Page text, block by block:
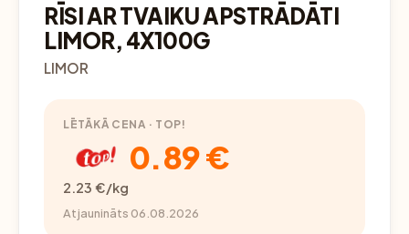
RĪSI AR TVAIKU APSTRĀDĀTI
LIMOR, 4X100G
LIMOR
LĒTĀKĀ CENA · TOP!
0.89 €
2.23 €/kg
Atjaunināts 06.08.2026